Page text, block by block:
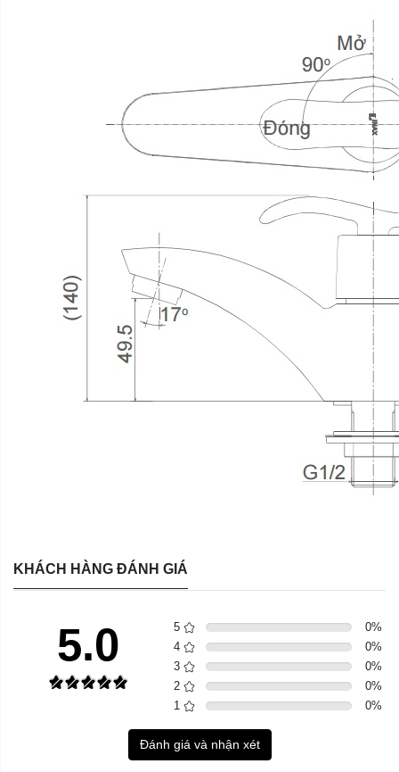
KHÁCH HÀNG ĐÁNH GIÁ
5.0 5 0%
4
0%
3
0%
2
0%
1
0%
Đánh giá và nhận xét